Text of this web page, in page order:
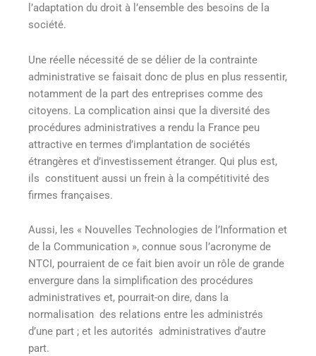
l’adaptation du droit à l’ensemble des besoins de la
société.
Une réelle nécessité de se délier de la contrainte
administrative se faisait donc de plus en plus ressentir,
notamment de la part des entreprises comme des
citoyens. La complication ainsi que la diversité des
procédures administratives a rendu la France peu
attractive en termes d’implantation de sociétés
étrangères et d’investissement étranger. Qui plus est,
ils constituent aussi un frein à la compétitivité des
firmes françaises.
Aussi, les « Nouvelles Technologies de l’Information et
de la Communication », connue sous l’acronyme de
NTCI, pourraient de ce fait bien avoir un rôle de grande
envergure dans la simplification des procédures
administratives et, pourrait-on dire, dans la
normalisation des relations entre les administrés
d’une part ; et les autorités administratives d’autre
part.